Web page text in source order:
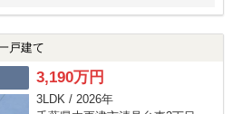
戸建て
3,190万円
3LDK / 2026年